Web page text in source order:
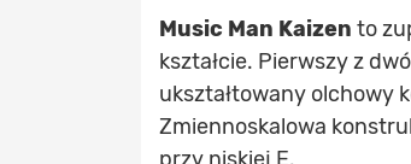
Music Man Kaizen to
kształcie. Pierwszy z
ukształtowany olchowy
Zmiennoskalowa